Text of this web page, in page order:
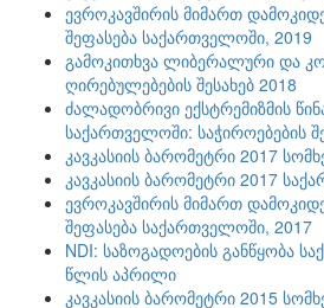
ევროკავშირის მიმართ
შეფასება საქართველოში, 2019
გამოკითხვა ლიბერალური და
ღირებულებების შესახებ 2018
ძალადობრივი ექსტრემიზმის
საქართველოში: საჭიროებების
კავკასიის ბარომეტრი 2017
კავკასიის ბარომეტრი 2017
ევროკავშირის მიმართ
შეფასება საქართველოში, 2017
NDI: საზოგადოების განწყობა
წლის აპრილი
კავკასიის ბარომეტრი 2015